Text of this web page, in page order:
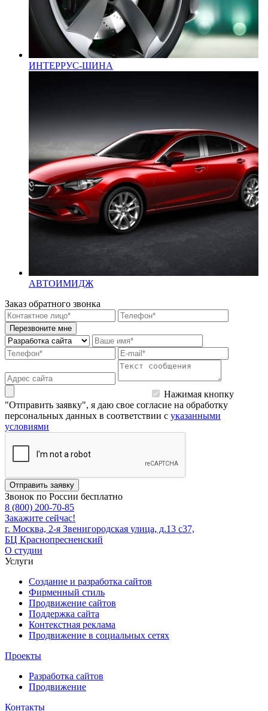
ИНТЕРРУС-ШИНА
АВТОИМИДЖ
Заказ обратного звонка
Перезвоните мне
Нажимая кнопку
"Отправить заявку", я даю свое согласие на обработку
персональных данных в соответствии с указанными
условиями
Отправить заявку
Звонок по России бесплатно
8 (800) 200-70-85
Закажите сейчас!
г. Москва, 2-я Звенигородская улица, д.13 с37,
БЦ Краснопресненский
О студии
Услуги
Создание и разработка сайтов
Фирменный стиль
Продвижение сайтов
Поддержка сайта
Контекстная реклама
Продвижение в социальных сетях
Проекты
Разработка сайтов
Продвижение
Контакты